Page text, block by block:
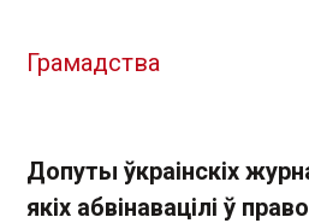
Грамадства
Допуты ўкраінскіх
якіх абвінавацілі ў